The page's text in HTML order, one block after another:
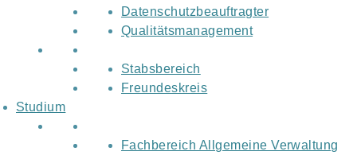
Datenschutzbeauftragter
Qualitätsmanagement
Stabsbereich
Freundeskreis
Studium
Fachbereich Allgemeine Verwaltung